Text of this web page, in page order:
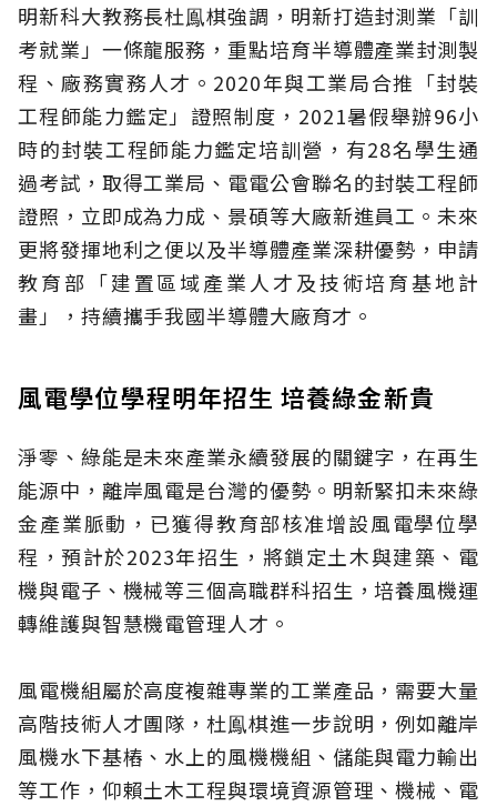
明新科大教務長杜鳯棋強調，明新打造封測業「訓
考就業」一條龍服務，重點培育半導體產業封測製
程、廠務實務人才。2020年與工業局合推「封裝
工程師能力鑑定」證照制度，2021暑假舉辦96小
時的封裝工程師能力鑑定培訓營，有28名學生通
過考試，取得工業局、電電公會聯名的封裝工程師
證照，立即成為力成、景碩等大廠新進員工。未來
更將發揮地利之便以及半導體產業深耕優勢，申請
教育部「建置區域產業人才及技術培育基地計
畫」，持續攜手我國半導體大廠育才。
風電學位學程明年招生 培養綠金新貴
淨零、綠能是未來產業永續發展的關鍵字，在再生
能源中，離岸風電是台灣的優勢。明新緊扣未來綠
金產業脈動，已獲得教育部核准增設風電學位學
程，預計於2023年招生，將鎖定土木與建築、電
機與電子、機械等三個高職群科招生，培養風機運
轉維護與智慧機電管理人才。
風電機組屬於高度複雜專業的工業產品，需要大量
高階技術人才團隊，杜鳯棋進一步說明，例如離岸
風機水下基樁、水上的風機機組、儲能與電力輸出
等工作，仰賴土木工程與環境資源管理、機械、電